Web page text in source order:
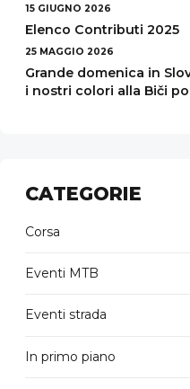
15 GIUGNO 2026
Elenco Contributi 2025
25 MAGGIO 2026
Grande domenica in
i nostri colori alla Biči po
CATEGORIE
Corsa
Eventi MTB
Eventi strada
In primo piano